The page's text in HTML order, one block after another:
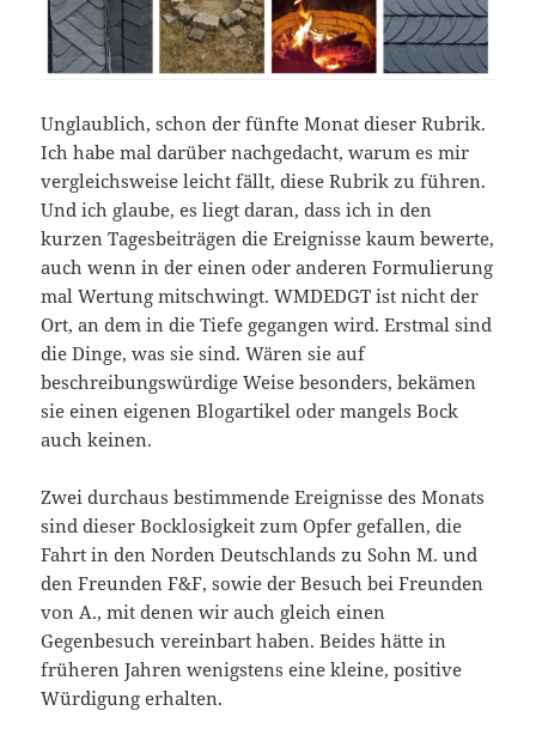
Unglaublich, schon der fünfte Monat dieser Rubrik.
Ich habe mal darüber nachgedacht, warum es mir
vergleichsweise leicht fällt, diese Rubrik zu führen.
Und ich glaube, es liegt daran, dass ich in den
kurzen Tagesbeiträgen die Ereignisse kaum bewerte,
auch wenn in der einen oder anderen Formulierung
mal Wertung mitschwingt. WMDEDGT ist nicht der
Ort, an dem in die Tiefe gegangen wird. Erstmal sind
die Dinge, was sie sind. Wären sie auf
beschreibungswürdige Weise besonders, bekämen
sie einen eigenen Blogartikel oder mangels Bock
auch keinen.
Zwei durchaus bestimmende Ereignisse des Monats
sind dieser Bocklosigkeit zum Opfer gefallen, die
Fahrt in den Norden Deutschlands zu Sohn M. und
den Freunden F&F, sowie der Besuch bei Freunden
von A., mit denen wir auch gleich einen
Gegenbesuch vereinbart haben. Beides hätte in
früheren Jahren wenigstens eine kleine, positive
Würdigung erhalten.